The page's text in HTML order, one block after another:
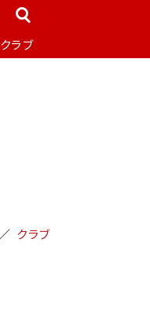
クラブ
クラブ